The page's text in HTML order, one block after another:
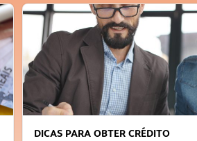
DICAS PARA OBTER CRÉDITO